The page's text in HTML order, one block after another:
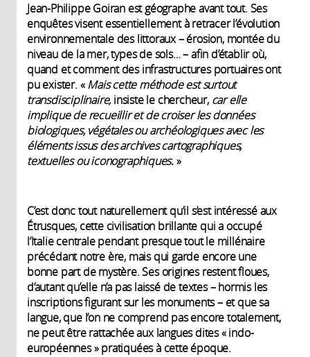
Jean-Philippe Goiran est géographe avant tout. Ses
enquêtes visent essentiellement à retracer l’évolution
environnementale des littoraux – érosion, montée du
niveau de la mer, types de sols… – afin d’établir où,
quand et comment des infrastructures portuaires ont
pu exister. «Mais cette méthode est surtout
transdisciplinaire,insiste le chercheur, car elle
implique de recueillir et de croiser les données
biologiques, végétales ou archéologiques avec les
éléments issus des archives cartographiques,
textuelles ou iconographiques.»
C’est donc tout naturellement qu’il s’est intéressé aux
Étrusques, cette civilisation brillante qui a occupé
l’Italie centrale pendant presque tout le millénaire
précédant notre ère, mais qui garde encore une
bonne part de mystère. Ses origines restent floues,
d’autant qu’elle n’a pas laissé de textes – hormis les
inscriptions figurant sur les monuments – et que sa
langue, que l’on ne comprend pas encore totalement,
ne peut être rattachée aux langues dites « indo-
européennes » pratiquées à cette époque.